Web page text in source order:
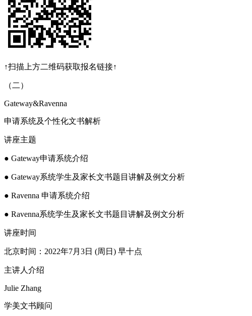
↑扫描上方二维码获取报名链接↑
（二）
Gateway&Ravenna
申请系统及个性化文书解析
讲座主题
● Gateway申请系统介绍
● Gateway系统学生及家长文书题目讲解及例文分析
● Ravenna 申请系统介绍
● Ravenna系统学生及家长文书题目讲解及例文分析
讲座时间
北京时间：2022年7月3日 (周日) 早十点
主讲人介绍
Julie Zhang
学美文书顾问